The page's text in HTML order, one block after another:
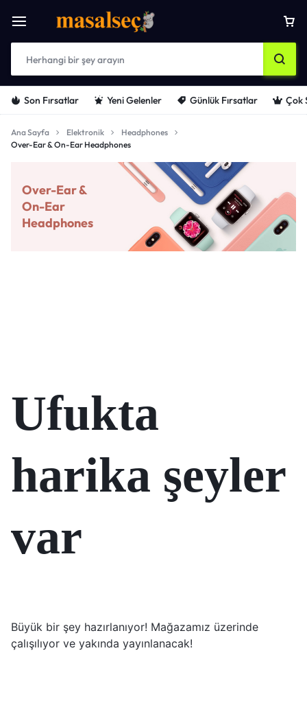
Son Fırsatlar Yeni Gelenler Günlük Fırsatlar Çok
Ana Sayfa Elektronik
Headphones
Over-Ear & On-Ear Headphones
Over-Ear &
On-Ear
Headphones
Ufukta
harika şeyler
var
Büyük bir şey hazırlanıyor! Mağazamız üzerinde
çalışılıyor ve yakında yayınlanacak!